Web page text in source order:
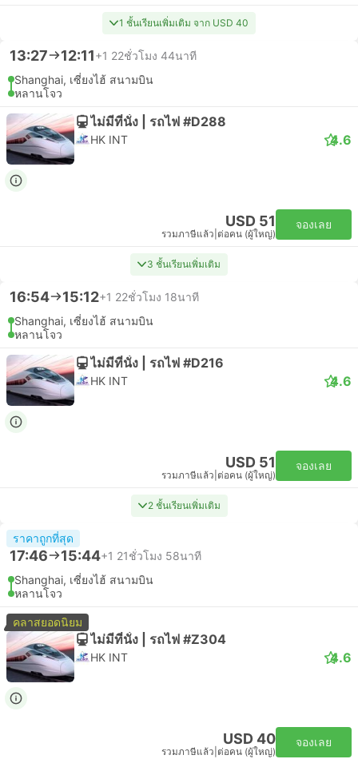
1 ชั้นเรียนเพิ่มเติม จาก USD 40
13:27 12:11+1 22ชั่วโมง 44นาที
Shanghai, เซี่ยงไฮ้ สนามบิน
หลานโจว
ไม่มีที่นั่ง | รถไฟ #D288
HK INT 4.6
USD 51
รวมภาษีแล้ว ต่อคน (ผู้ใหญ่)
จองเลย
3 ชั้นเรียนเพิ่มเติม
16:54 15:12+1 22ชั่วโมง 18นาที
Shanghai, เซี่ยงไฮ้ สนามบิน
หลานโจว
ไม่มีที่นั่ง | รถไฟ #D216
HK INT 4.6
USD 51
รวมภาษีแล้ว ต่อคน (ผู้ใหญ่)
จองเลย
2 ชั้นเรียนเพิ่มเติม
ราคาถูกที่สุด
17:46 15:44+1 21ชั่วโมง 58นาที
Shanghai, เซี่ยงไฮ้ สนามบิน
หลานโจว
คลาสยอดนิยม
ไม่มีที่นั่ง | รถไฟ #Z304
HK INT 4.6
USD 40
รวมภาษีแล้ว ต่อคน (ผู้ใหญ่)
จองเลย